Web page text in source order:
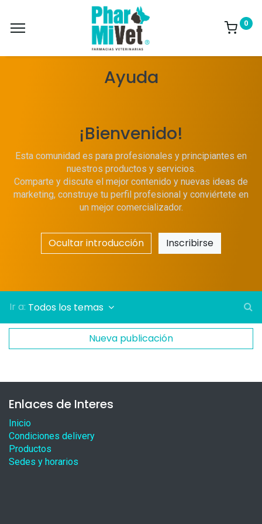
0
Ayuda
¡Bienvenido!
Esta comunidad es para profesionales y principiantes en
nuestros productos y servicios.
Comparte y discute el mejor contenido y nuevas ideas de
marketing, construye tu perfil profesional y conviértete en
un mejor comercializador.
Ocultar introducción Inscribirse
Ir a: Todos los temas
Nueva publicación
Enlaces de Interes
Inicio
Condiciones delivery
Productos
Sedes y horarios